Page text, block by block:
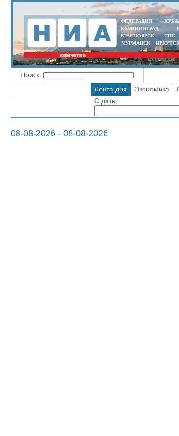
ФЕДЕРАЦИЯ
КАЛИНИНГРАД
КРАСНОЯРСК
СПБ
МУРМАНСК
ИРКУТСК
Поиск:
Лента дня
Экономика
С даты
08-08-2026 - 08-08-2026